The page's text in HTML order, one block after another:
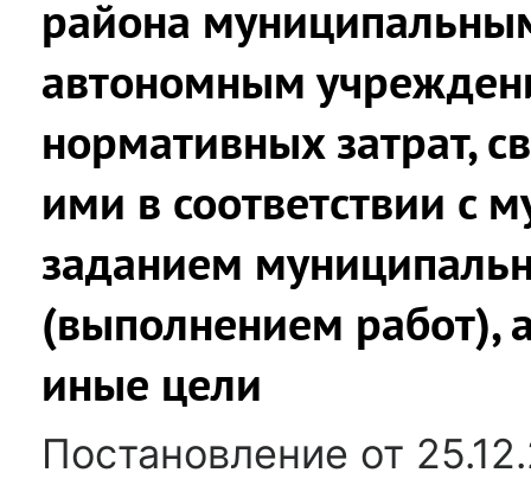
района
автономным
нормативных затрат,
ими в соответствии с
заданием
(выполнением работ),
иные цели
Постановление от